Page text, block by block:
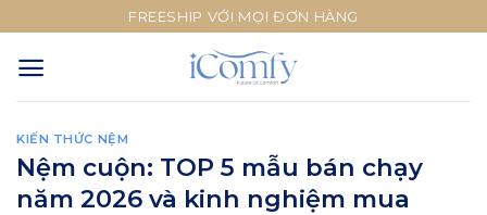
to
content
FREESHIP VỚI MỌI ĐƠN HÀNG
KIẾN THỨC NỆM
Nệm cuộn: TOP 5 mẫu bán chạy
năm 2026 và kinh nghiệm mua